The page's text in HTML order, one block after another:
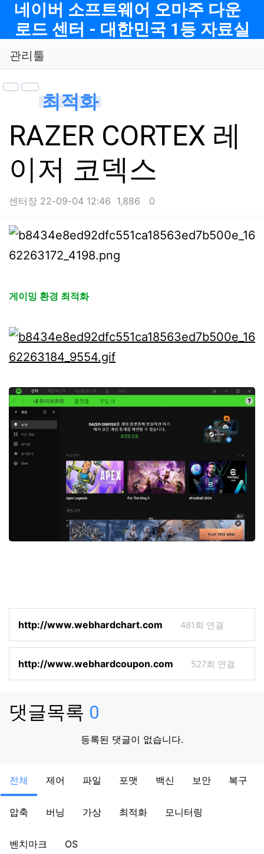
메뉴
네이버 소프트웨어 오마주 다운
로드 센터 - 대한민국 1등 자료실
관리툴
최적화
RAZER CORTEX 레
이저 코덱스
센터장 22-09-04 12:46 1,886 0
본문
게이밍 환경 최적화
http://www.webhardchart.com 481회 연결
http://www.webhardcoupon.com 527회 연결
댓글목록 0
등록된 댓글이 없습니다.
전체 제어 파일 포맷 백신 보안 복구
압축 버닝 가상 최적화 모니터링
벤치마크 OS